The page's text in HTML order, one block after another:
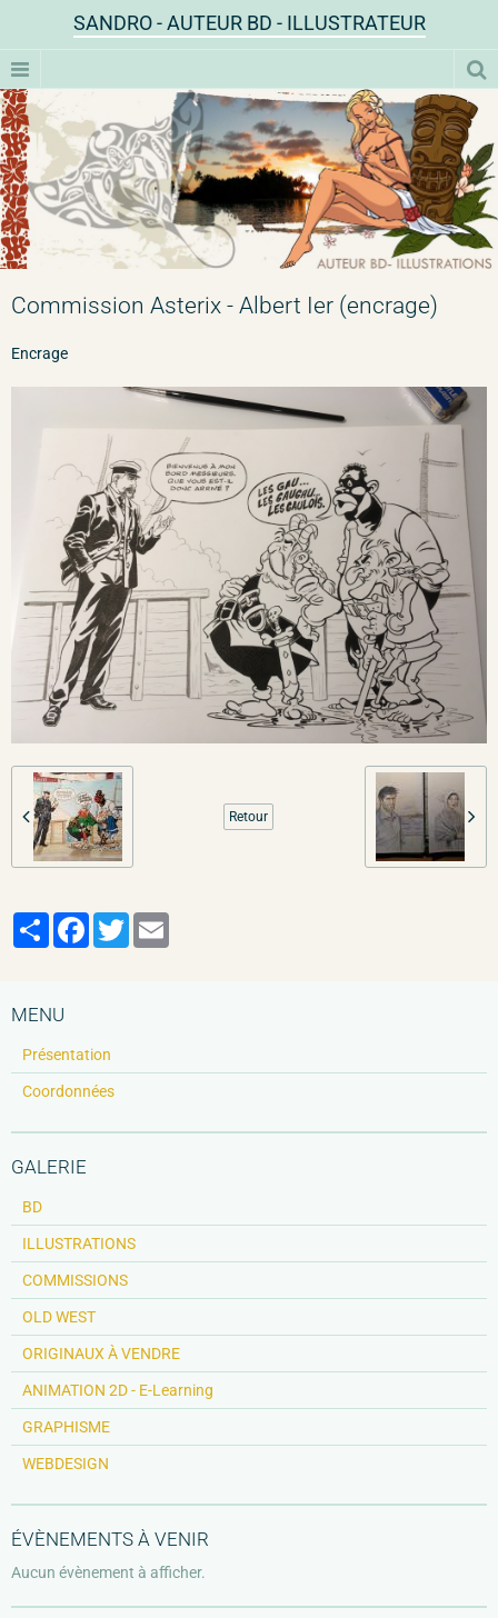
SANDRO - AUTEUR BD - ILLUSTRATEUR
Commission Asterix - Albert Ier (encrage)
Encrage
Retour
PartagerFacebook
Twitter
MENU
Présentation
Coordonnées
GALERIE
BD
ILLUSTRATIONS
COMMISSIONS
OLD WEST
ORIGINAUX À VENDRE
ANIMATION 2D - E-Learning
GRAPHISME
WEBDESIGN
ÉVÈNEMENTS À VENIR
Aucun évènement à afficher.